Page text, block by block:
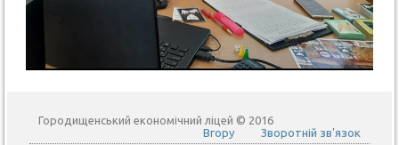
Городищенський економічний ліцей © 2016
Вгору
Зворотній зв'язок